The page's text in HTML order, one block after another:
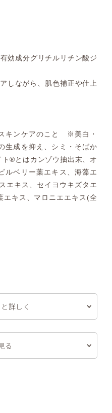
効成分グリチルリチン酸ジ
しながら、肌色補正や仕上
キンケアのこと ※美白・
生成を抑え、シミ・そばか
®とはカンゾウ抽出末、オ
ルベリー葉エキス、海藻エ
エキス、セイヨウキズタエ
エキス、マロニエエキス(全
詳しく
る